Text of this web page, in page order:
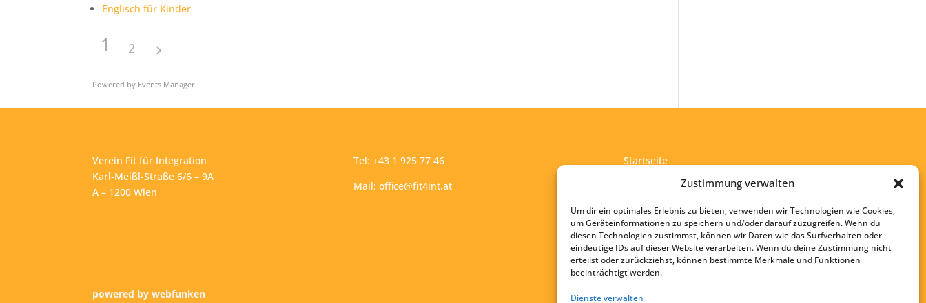
Zustimmung verwalten
Um dir ein optimales Erlebnis zu bieten, verwenden wir Technologien wie Cookies,
um Geräteinformationen zu speichern und/oder darauf zuzugreifen. Wenn du
diesen Technologien zustimmst, können wir Daten wie das Surfverhalten oder
eindeutige IDs auf dieser Website verarbeiten. Wenn du deine Zustimmung nicht
erteilst oder zurückziehst, können bestimmte Merkmale und Funktionen
beeinträchtigt werden.
Dienste verwalten
Englisch für Kinder
1 2
Powered by Events Manager
Verein Fit für Integration
Karl-Meißl-Straße 6/6 – 9A
A – 1200 Wien
Tel: +43 1 925 77 46
Mail: office@fit4int.at
Startseite
Datenschutz
powered by webfunken